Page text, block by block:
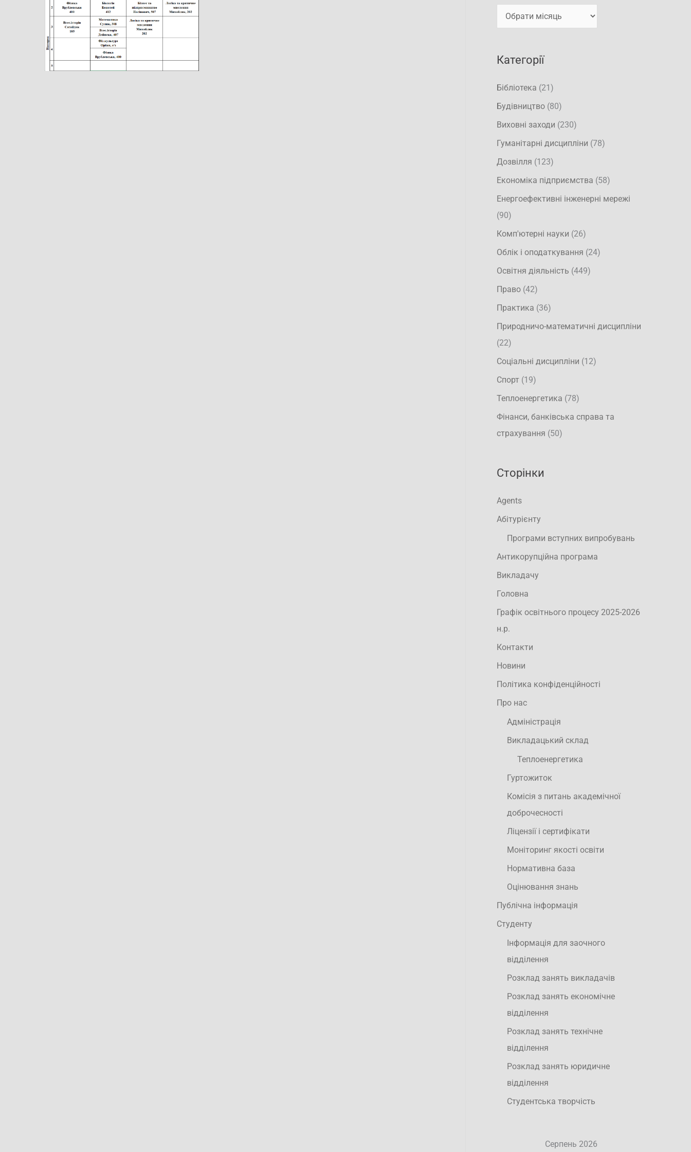
т
Категорії
Бібліотека (21)
Будівництво (80)
Виховні заходи (230)
Гуманітарні дисципліни (78)
Дозвілля (123)
Економіка підприємства (58)
Енергоефективні інженерні мережі
(90)
Комп'ютерні науки (26)
Облік і оподаткування (24)
Освітня діяльність (449)
Право (42)
Практика (36)
Природничо-математичні дисципліни
(22)
Соціальні дисципліни (12)
Спорт (19)
Теплоенергетика (78)
Фінанси, банківська справа та
страхування (50)
Сторінки
Agents
Абітурієнту
Програми вступних випробувань
Антикорупційна програма
Викладачу
Головна
Графік освітнього процесу 2025-2026
н.р.
Контакти
Новини
Політика конфіденційності
Про нас
Адміністрація
Викладацький склад
Теплоенергетика
Гуртожиток
Комісія з питань академічної
доброчесності
Ліцензії і сертифікати
Моніторинг якості освіти
Нормативна база
Оцінювання знань
Публічна інформація
Студенту
Інформація для заочного
відділення
Розклад занять викладачів
Розклад занять економічне
відділення
Розклад занять технічне
відділення
Розклад занять юридичне
відділення
Студентська творчість
Серпень 2026